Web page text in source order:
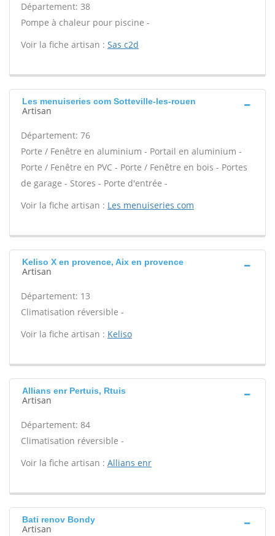
Département: 38
Pompe à chaleur pour piscine -
Voir la fiche artisan : Sas c2d
Les menuiseries com Sotteville-les-rouen
Artisan
Département: 76
Porte / Fenêtre en aluminium - Portail en aluminium -
Porte / Fenêtre en PVC - Porte / Fenêtre en bois - Portes
de garage - Stores - Porte d'entrée -
Voir la fiche artisan : Les menuiseries com
Keliso X en provence, Aix en provence
Artisan
Département: 13
Climatisation réversible -
Voir la fiche artisan : Keliso
Allians enr Pertuis, Rtuis
Artisan
Département: 84
Climatisation réversible -
Voir la fiche artisan : Allians enr
Bati renov Bondy
Artisan